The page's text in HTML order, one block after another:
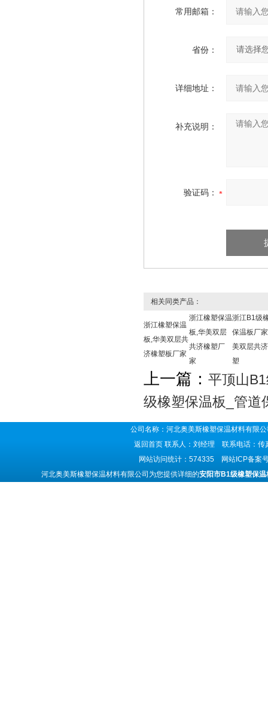
常用邮箱：
省份：
详细地址：
补充说明：
验证码：
相关同类产品：
浙江橡塑保温
板,华美双层共
济橡塑板厂家
浙江橡塑保温
板,华美双层
共济橡塑厂
家
浙江B1级
保温板厂
美双层共
塑
上一篇： 平顶山
级橡塑保温板_管道
公司名称：河北奥美斯橡塑保温材料有
返回首页 联系人：刘经理 联系电话：
网站访问统计：574335 网站ICP备案
河北奥美斯橡塑保温材料有限公司为您提供详细的安阳市B1级橡塑保